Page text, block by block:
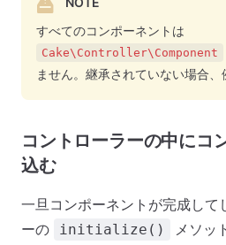
すべてのコンポーネントは
Cake\Controller\Component
ません。継承されていない場合、
コントローラーの中にコ
込む
一旦コンポーネントが完成して
ーの
initialize()
メソッ